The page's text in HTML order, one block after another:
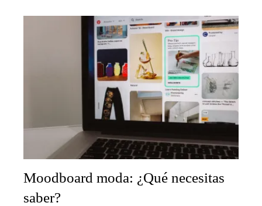
Moodboard moda: ¿Qué necesitas
saber?